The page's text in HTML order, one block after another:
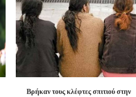
Βρήκαν τους κλέφτες σπιτιού στην